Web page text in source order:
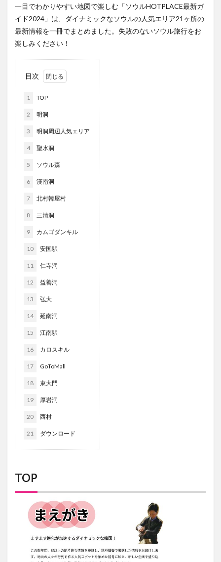
一目でわかりやすい地図で楽しむ「ソウルHOTPLACE最新ガ
イド2024」は、ダイナミックなソウルの人気エリア21ヶ所の
最新情報を一冊でまとめました。失敗のないソウル旅行をお
楽しみください！
目次
1 TOP
2 明洞
3 明洞周辺人気エリア
4 聖水洞
5 ソウル森
6 漢南洞
7 北村韓屋村
8 三清洞
9 カムゴダンキル
10 安国駅
11 仁寺洞
12 益善洞
13 弘大
14 延南洞
15 江南駅
16 カロスキル
17 GoToMall
18 東大門
19 厚岩洞
20 西村
21 ダウンロード
TOP